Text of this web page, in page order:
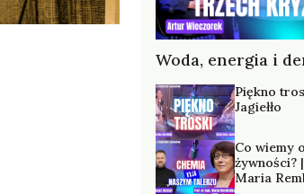
Woda, energia i
Piękno
Jagiełło
Co wiemy
żywności?
Maria